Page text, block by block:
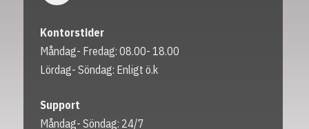
Kontorstider
Måndag- Fredag: 08.00- 18.00
Lördag- Söndag: Enligt ö.k
Support
Måndag- Söndag: 24/7